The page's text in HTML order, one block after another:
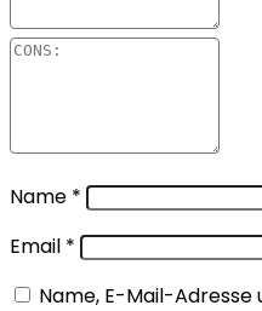
Name *
Email *
Name, E-Mail-Adresse